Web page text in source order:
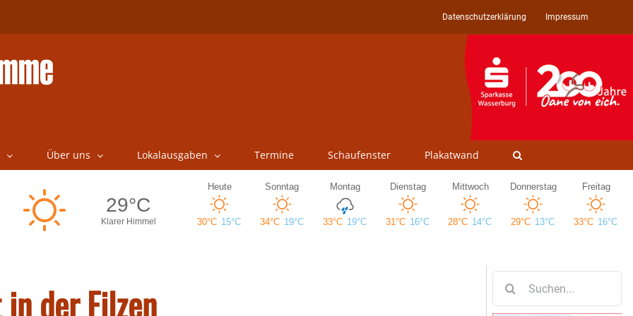
Datenschutzerklärung Impressum
Über uns Lokalausgaben Termine Schaufenster Plakatwand
der Filzen
nach: